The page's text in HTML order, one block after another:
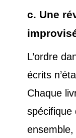
c. Une
L’ordre
écrits
Chaque
spécifique